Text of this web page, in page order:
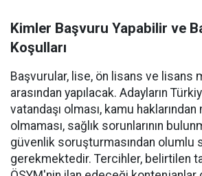
Kimler Başvuru Yapabilir ve
Koşulları
Başvurular, lise, ön lisans ve lisans
arasından yapılacak. Adayların
vatandaşı olması, kamu haklarından
olmaması, sağlık sorunlarının
güvenlik soruşturmasından olumlu
gerekmektedir. Tercihler, belirtilen